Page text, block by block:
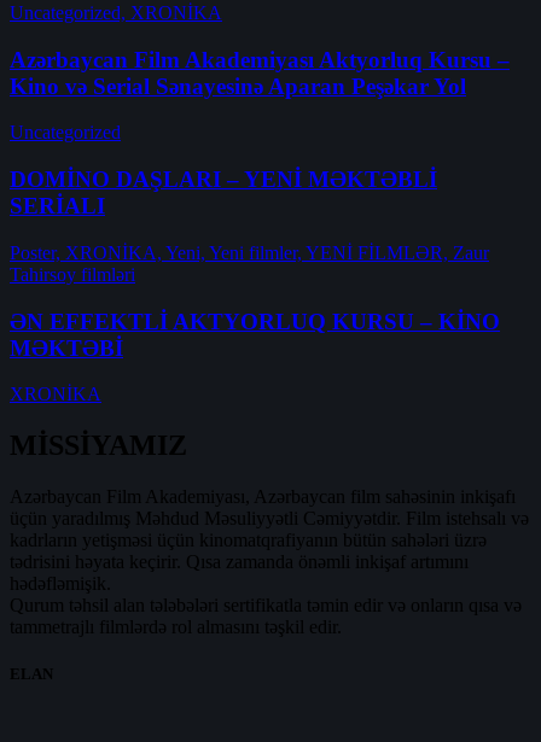
Uncategorized, XRONİKA
Azərbaycan Film Akademiyası Aktyorluq Kursu –
Kino və Serial Sənayesinə Aparan Peşəkar Yol
Uncategorized
DOMİNO DAŞLARI – YENİ MƏKTƏBLİ
SERİALI
Poster, XRONİKA, Yeni, Yeni filmler, YENİ FİLMLƏR, Zaur
Tahirsoy filmləri
ƏN EFFEKTLİ AKTYORLUQ KURSU – KİNO
MƏKTƏBİ
XRONİKA
MİSSİYAMIZ
Azərbaycan Film Akademiyası, Azərbaycan film sahəsinin inkişafı
üçün yaradılmış Məhdud Məsuliyyətli Cəmiyyətdir. Film istehsalı və
kadrların yetişməsi üçün kinomatqrafiyanın bütün sahələri üzrə
tədrisini həyata keçirir. Qısa zamanda önəmli inkişaf artımını
hədəfləmişik.
Qurum təhsil alan tələbələri sertifikatla təmin edir və onların qısa və
tammetrajlı filmlərdə rol almasını təşkil edir.
ELAN